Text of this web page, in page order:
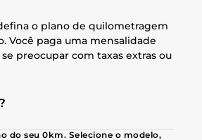
o plano de quilometragem
Você paga uma mensalidade
preocupar com taxas extras ou
do seu 0km. Selecione o modelo,